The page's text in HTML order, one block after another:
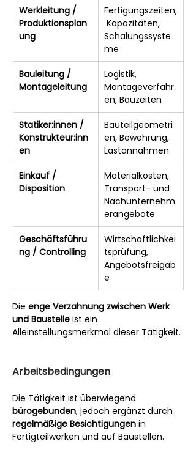
Werkleitung /
Produktionsplan
ung
Fertigungszeiten,
Kapazitäten,
Schalungssyste
me
Bauleitung /
Montageleitung
Logistik,
Montageverfahr
en, Bauzeiten
Statiker:innen /
Konstrukteur:inn
en
Bauteilgeometri
en, Bewehrung,
Lastannahmen
Einkauf /
Disposition
Materialkosten,
Transport- und
Nachunternehm
erangebote
Geschäftsführu
ng / Controlling
Wirtschaftlichkei
tsprüfung,
Angebotsfreigab
e
Die enge Verzahnung zwischen Werk
und Baustelle ist ein
Alleinstellungsmerkmal dieser Tätigkeit.
Arbeitsbedingungen
Die Tätigkeit ist überwiegend
bürogebunden, jedoch ergänzt durch
regelmäßige Besichtigungen in
Fertigteilwerken und auf Baustellen.